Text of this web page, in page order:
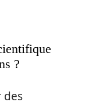
?
des